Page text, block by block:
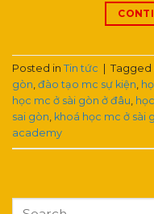
Posted in Tin tức Tagged
gòn, đào tạo mc sự kiện,
học mc ở sài gòn ở đâu,
sai gòn, khoá học mc ở sài
academy